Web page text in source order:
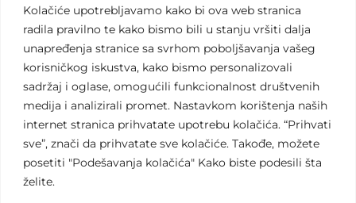
Kolačiće upotrebljavamo kako bi ova web stranica
radila pravilno te kako bismo bili u stanju vršiti dalja
unapređenja stranice sa svrhom poboljšavanja vašeg
korisničkog iskustva, kako bismo personalizovali
sadržaj i oglase, omogućili funkcionalnost društvenih
medija i analizirali promet. Nastavkom korištenja naših
internet stranica prihvatate upotrebu kolačića. “Prihvati
sve”, znači da prihvatate sve kolačiće. Takođe, možete
posetiti "Podešavanja kolačića" Kako biste podesili šta
želite.
Svet poljoprivrede
Marketing usluge
Tražimo saradnike
Kontakt
Kontakt